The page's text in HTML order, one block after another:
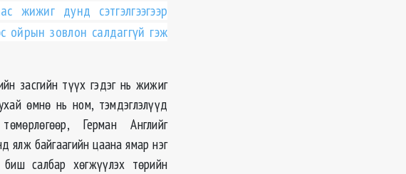
жижиг дунд сэтгэлгээгээр
ойрын зовлон салдаггүй гэж
засгийн түүх гэдэг нь жижиг
өмнө нь ном, тэмдэглэлүүд
Герман Английг
ялж байгаагийн цаана ямар нэг
салбар хөгжүүлэх төрийн